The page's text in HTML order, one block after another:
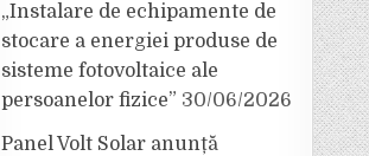
„Instalare de echipamente de
stocare a energiei produse de
sisteme fotovoltaice ale
persoanelor fizice” 30/06/2026
Panel Volt Solar anunță